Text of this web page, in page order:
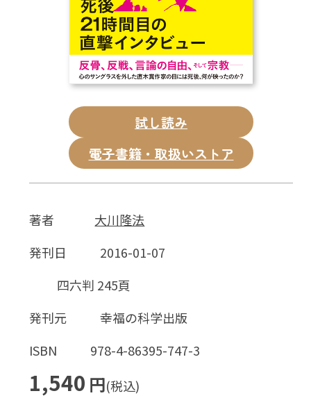
外国語
試し読み
電子書籍・取扱いストア
著者
大川隆法
発刊日
2016-01-07
四六判 245頁
発刊元
幸福の科学出版
ISBN
978-4-86395-747-3
1,540 円(税込)